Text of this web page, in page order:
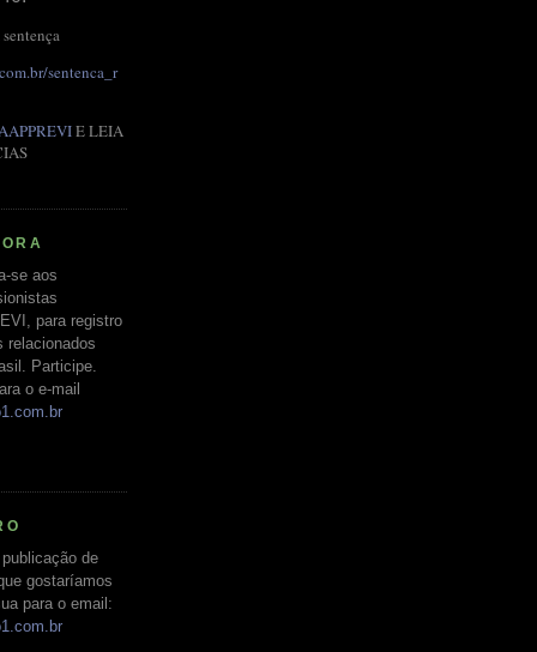
sentenca_r
AAPPREVIE LEIA
se aos
para registro
relacionados
Participe.
o e-mail
de
gostaríamos
para o email: